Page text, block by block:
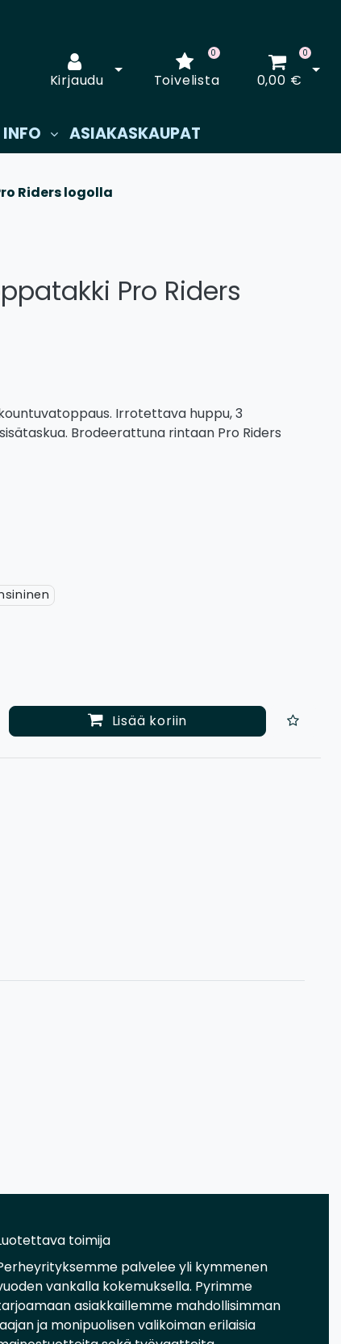
Kirjaudu
Avaa kirjautuminen
Toivelista
0 0
0,00 €
INFO ASIAKASKAUPAT
Riders logolla
Pro Riders
Irrotettava huppu, 3
Brodeerattuna rintaan Pro Riders
määrää Lisää koriin
toimija
palvelee yli kymmenen
vankalla kokemuksella. Pyrimme
asiakkaillemme mahdollisimman
ja monipuolisen valikoiman erilaisia